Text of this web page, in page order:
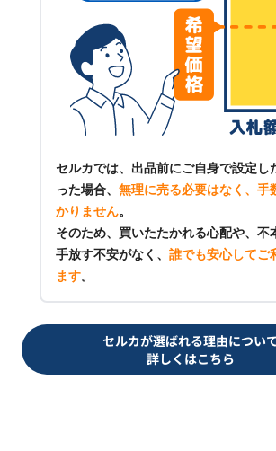
セルカでは、出品前にご自身で設定し
った場合、 無理に売る必要はなく、手
かりません。
そのため、買いたたかれる心配や、不
手放す不安がなく、 誰でも安心してご
ます。
セルカが選ばれる理由につい
詳しくはこちら